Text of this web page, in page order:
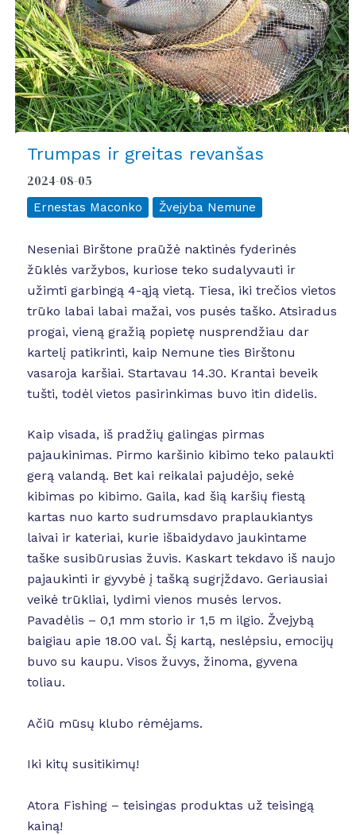
Trumpas ir greitas revanšas
2024-08-05
Ernestas Maconko Žvejyba Nemune
Neseniai Birštone praūžė naktinės fyderinės
žūklės varžybos, kuriose teko sudalyvauti ir
užimti garbingą 4-ąją vietą. Tiesa, iki trečios vietos
trūko labai labai mažai, vos pusės taško. Atsiradus
progai, vieną gražią popietę nusprendžiau dar
kartelį patikrinti, kaip Nemune ties Birštonu
vasaroja karšiai. Startavau 14.30. Krantai beveik
tušti, todėl vietos pasirinkimas buvo itin didelis.
Kaip visada, iš pradžių galingas pirmas
pajaukinimas. Pirmo karšinio kibimo teko palaukti
gerą valandą. Bet kai reikalai pajudėjo, sekė
kibimas po kibimo. Gaila, kad šią karšių fiestą
kartas nuo karto sudrumsdavo praplaukiantys
laivai ir kateriai, kurie išbaidydavo jaukintame
taške susibūrusias žuvis. Kaskart tekdavo iš naujo
pajaukinti ir gyvybė į tašką sugrįždavo. Geriausiai
veikė trūkliai, lydimi vienos musės lervos.
Pavadėlis – 0,1 mm storio ir 1,5 m ilgio. Žvejybą
baigiau apie 18.00 val. Šį kartą, neslėpsiu, emocijų
buvo su kaupu. Visos žuvys, žinoma, gyvena
toliau.
Ačiū mūsų klubo rėmėjams.
Iki kitų susitikimų!
Atora Fishing – teisingas produktas už teisingą
kainą!